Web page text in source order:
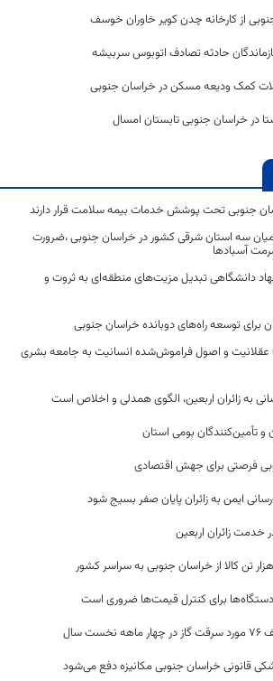
جنوبی از کارخانه چدن کویر خاوران خوسف
حادثه تصادف اتوبوس سربیشه
میان سه استان شرقی کشور در خراسان جنوبی ،ضرورت
آسبادها
دانشگاهی تبدیل مزیت‌های منطقه‌ای به ثروت و
عقلانیت و اصول فراموش‌شده انسانیت به جامعه بشری
به زائران اربعین، الگوی همدلی و اخلاص است
و تأمین‌کنندگان بومی استان
فرصتی برای جهش اقتصادی
ایمن به زائران پایان صفر بسیج شود
برای کنترل قیمت‌ها ضروری است
قانونی خراسان جنوبی مکانیزه دفع می‌شود